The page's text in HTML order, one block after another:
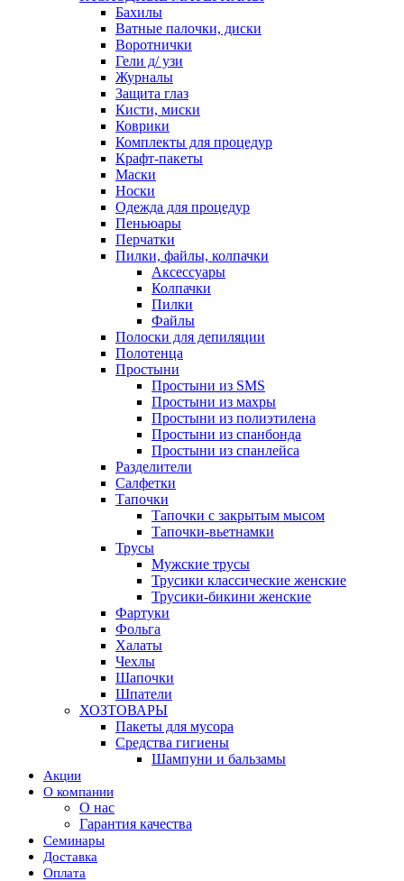
Бахилы
Ватные палочки, диски
Воротнички
Гели д/ узи
Журналы
Защита глаз
Кисти, миски
Коврики
Комплекты для процедур
Крафт-пакеты
Маски
Носки
Одежда для процедур
Пеньюары
Перчатки
Пилки, файлы, колпачки
Аксессуары
Колпачки
Пилки
Файлы
Полоски для депиляции
Полотенца
Простыни
Простыни из SMS
Простыни из махры
Простыни из полиэтилена
Простыни из спанбонда
Простыни из спанлейса
Разделители
Салфетки
Тапочки
Тапочки с закрытым мысом
Тапочки-вьетнамки
Трусы
Мужские трусы
Трусики классические женские
Трусики-бикини женские
Фартуки
Фольга
Халаты
Чехлы
Шапочки
Шпатели
ХОЗТОВАРЫ
Пакеты для мусора
Средства гигиены
Шампуни и бальзамы
Акции
О компании
О нас
Гарантия качества
Семинары
Доставка
Оплата